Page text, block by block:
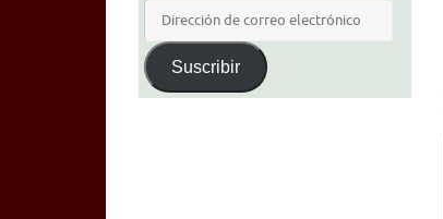
Dirección
de
correo
electrónico
Suscribir